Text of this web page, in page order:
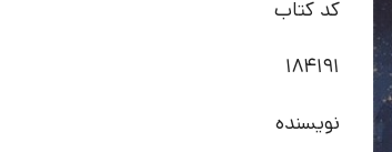
کد کتاب
184191
نویسنده